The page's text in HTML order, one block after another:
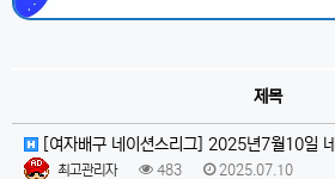
제목
[여자배구 네이션스리그] 2025년7월10일
최고관리자 483 2025.07.10